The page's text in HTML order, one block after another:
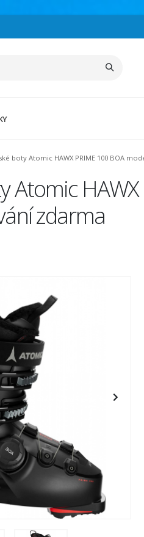
boty Atomic HAWX PRIME 100 BOA
Atomic
zdarma